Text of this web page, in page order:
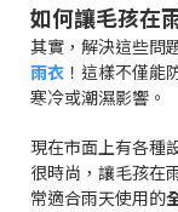
如何讓毛孩在
其實，解決這些問
雨衣 ！這樣不僅能
寒冷或潮濕影響。
現在市面上有各種
很時尚，讓毛孩在
常適合雨天使用的